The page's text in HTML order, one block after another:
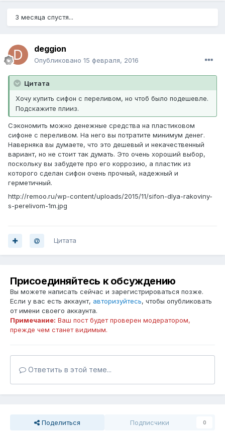
3 месяца спустя...
deggion
Опубликовано 15 февраля, 2016
Цитата
Хочу купить сифон с переливом, но чтоб было подешевле.
Подскажите плииз.
Сэкономить можно денежные средства на пластиковом
сифоне с переливом. На него вы потратите минимум денег.
Наверняка вы думаете, что это дешевый и некачественный
вариант, но не стоит так думать. Это очень хороший выбор,
поскольку вы забудете про его коррозию, а пластик из
которого сделан сифон очень прочный, надежный и
герметичный.
http://remoo.ru/wp-content/uploads/2015/11/sifon-dlya-rakoviny-
s-perelivom-1m.jpg
Цитата
Присоединяйтесь к обсуждению
Вы можете написать сейчас и зарегистрироваться позже.
Если у вас есть аккаунт, авторизуйтесь, чтобы опубликовать
от имени своего аккаунта.
Примечание: Ваш пост будет проверен модератором,
прежде чем станет видимым.
Ответить в этой теме...
Поделиться Подписчики 0